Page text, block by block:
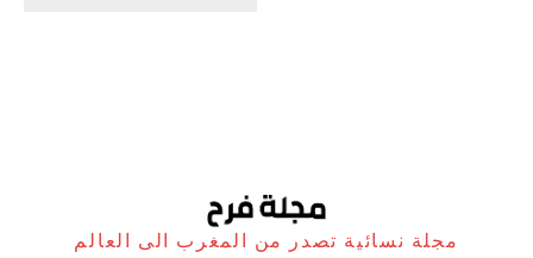
مجلة نسائية تصدر من المغرب الى العالم